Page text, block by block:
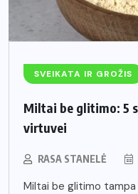
SVEIKATA IR GROŽIS
Miltai be glitimo: 5
virtuvei
RASA STANELĖ
Miltai be glitimo